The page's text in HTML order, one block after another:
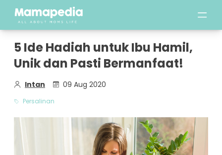
5 Ide Hadiah untuk Ibu Hamil,
Unik dan Pasti Bermanfaat!
Intan 09 Aug 2020
Persalinan